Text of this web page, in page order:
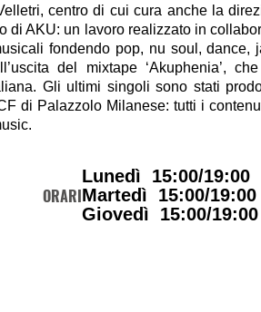
centro di cui cura anche la
di AKU: un lavoro realizzato in
fondendo pop, nu soul, dance,
del mixtape ‘Akuphenia’,
Gli ultimi singoli sono stati
di Palazzolo Milanese: tutti i
ORARI
Lunedì 15:00/19:00
Martedì 15:00/19:00
Giovedì 15:00/19:00